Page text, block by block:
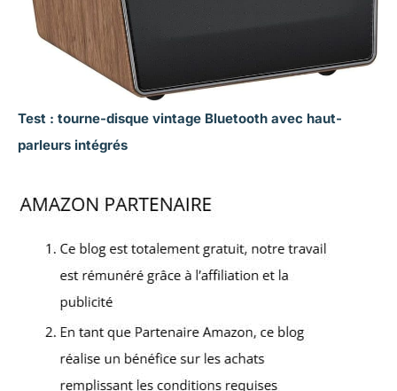
Test : tourne-disque vintage Bluetooth avec haut-
parleurs intégrés